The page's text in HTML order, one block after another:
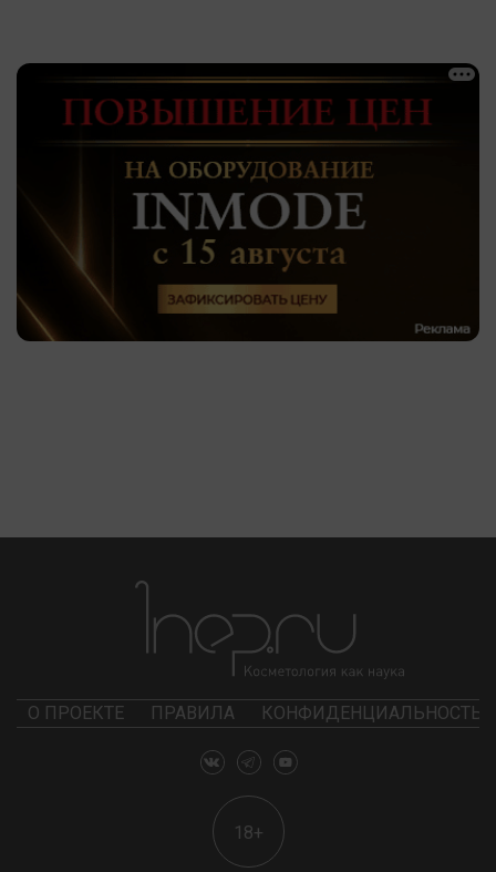
О ПРОЕКТЕ ПРАВИЛА КОНФИДЕНЦИАЛЬНОСТЬ
18+